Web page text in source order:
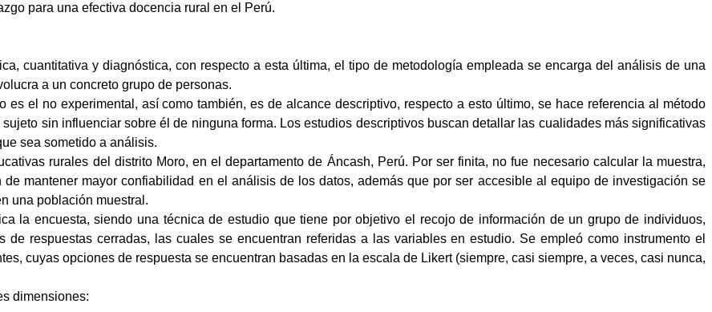
para una efectiva docencia rural en el Perú.
cuantitativa y diagnóstica, con respecto a esta última, el tipo de metodología empleada se encarga del análisis de una
a un concreto grupo de personas.
el no experimental, así como también, es de alcance descriptivo, respecto a esto último, se hace referencia al método
sin influenciar sobre él de ninguna forma. Los estudios descriptivos buscan detallar las cualidades más significativas
sea sometido a análisis.
rurales del distrito Moro, en el departamento de Áncash, Perú. Por ser finita, no fue necesario calcular la muestra,
mantener mayor confiabilidad en el análisis de los datos, además que por ser accesible al equipo de investigación se
una población muestral.
la encuesta, siendo una técnica de estudio que tiene por objetivo el recojo de información de un grupo de individuos,
respuestas cerradas, las cuales se encuentran referidas a las variables en estudio. Se empleó como instrumento el
cuyas opciones de respuesta se encuentran basadas en la escala de Likert (siempre, casi siempre, a veces, casi nunca,
dimensiones: